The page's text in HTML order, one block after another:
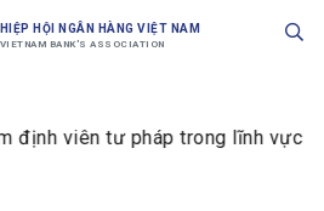
HIỆP HỘI NGÂN HÀNG VIỆT NAM
VIETNAM BANK'S ASSOCIATION
viên tư pháp trong lĩnh vực tiền tệ